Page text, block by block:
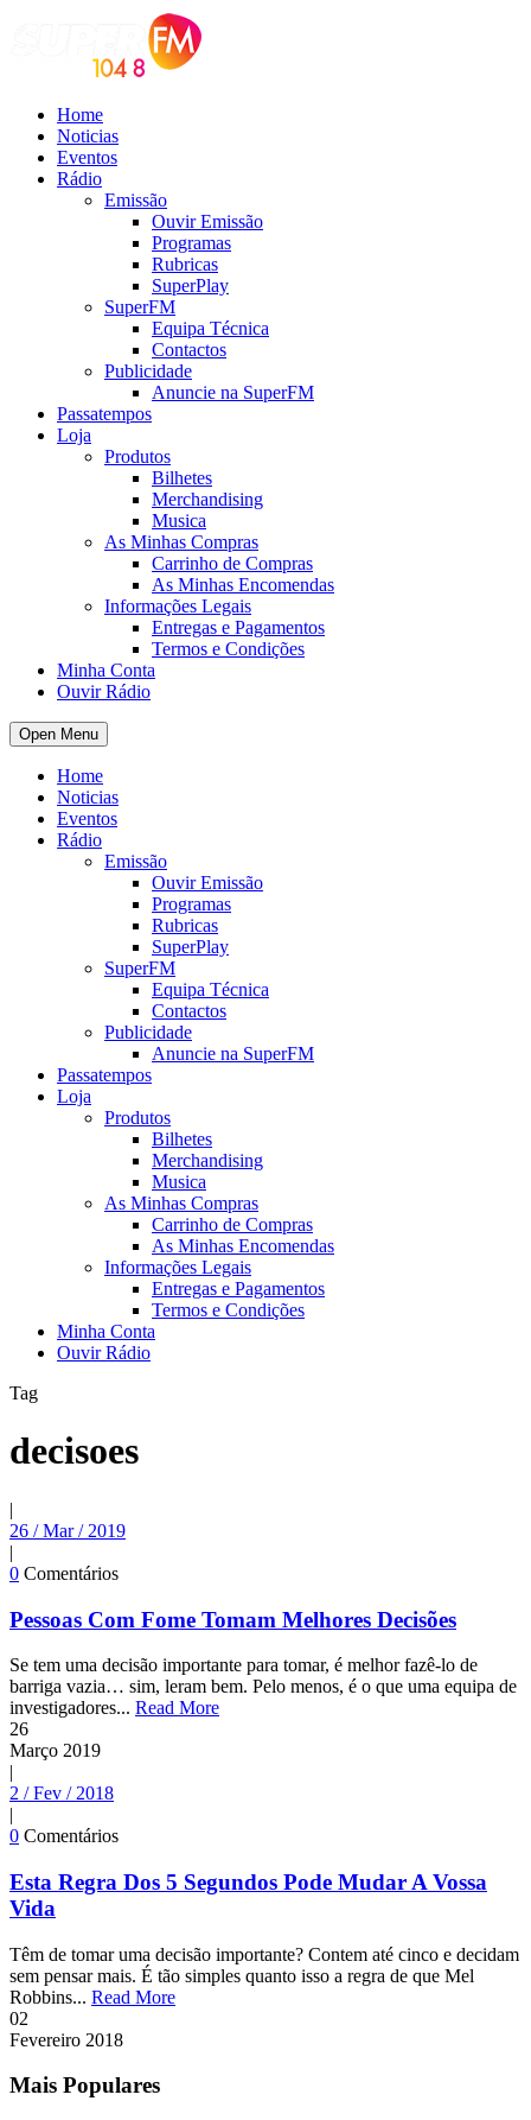
Home
Noticias
Eventos
Rádio
Emissão
Ouvir Emissão
Programas
Rubricas
SuperPlay
SuperFM
Equipa Técnica
Contactos
Publicidade
Anuncie na SuperFM
Passatempos
Loja
Produtos
Bilhetes
Merchandising
Musica
As Minhas Compras
Carrinho de Compras
As Minhas Encomendas
Informações Legais
Entregas e Pagamentos
Termos e Condições
Minha Conta
Ouvir Rádio
Open Menu
Home
Noticias
Eventos
Rádio
Emissão
Ouvir Emissão
Programas
Rubricas
SuperPlay
SuperFM
Equipa Técnica
Contactos
Publicidade
Anuncie na SuperFM
Passatempos
Loja
Produtos
Bilhetes
Merchandising
Musica
As Minhas Compras
Carrinho de Compras
As Minhas Encomendas
Informações Legais
Entregas e Pagamentos
Termos e Condições
Minha Conta
Ouvir Rádio
Tag
decisoes
|
26 / Mar / 2019
|
0 Comentários
Pessoas Com Fome Tomam Melhores Decisões
Se tem uma decisão importante para tomar, é melhor fazê-lo de
barriga vazia… sim, leram bem. Pelo menos, é o que uma equipa de
investigadores... Read More
26
Março 2019
|
2 / Fev / 2018
|
0 Comentários
Esta Regra Dos 5 Segundos Pode Mudar A Vossa
Vida
Têm de tomar uma decisão importante? Contem até cinco e decidam
sem pensar mais. É tão simples quanto isso a regra de que Mel
Robbins... Read More
02
Fevereiro 2018
Mais Populares